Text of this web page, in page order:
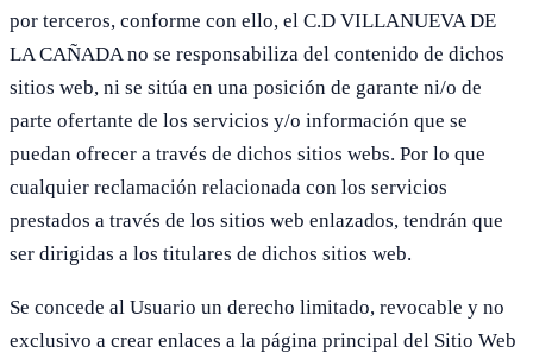
por terceros, conforme con ello, el C.D VILLANUEVA DE
LA CAÑADA no se responsabiliza del contenido de dichos
sitios web, ni se sitúa en una posición de garante ni/o de
parte ofertante de los servicios y/o información que se
puedan ofrecer a través de dichos sitios webs. Por lo que
cualquier reclamación relacionada con los servicios
prestados a través de los sitios web enlazados, tendrán que
ser dirigidas a los titulares de dichos sitios web.
Se concede al Usuario un derecho limitado, revocable y no
exclusivo a crear enlaces a la página principal del Sitio Web